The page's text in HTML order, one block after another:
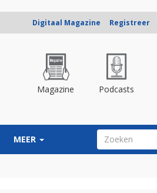
Digitaal Magazine Registreer
Magazine Podcasts
MEER ZOEKVELD